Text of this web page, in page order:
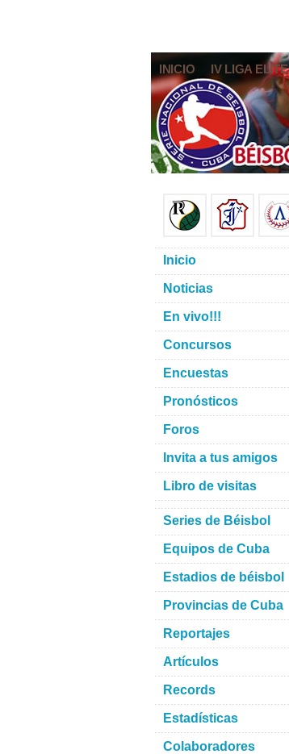
INICIO IV LIGA ELITE
Inicio
Noticias
En vivo!!!
Concursos
Encuestas
Pronósticos
Foros
Invita a tus amigos
Libro de visitas
Series de Béisbol
Equipos de Cuba
Estadios de béisbol
Provincias de Cuba
Reportajes
Artículos
Records
Estadísticas
Colaboradores